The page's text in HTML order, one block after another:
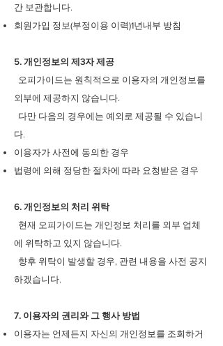
간 보관합니다.
회원가입 정보(부정이용 이력)1년내부 방침
5. 개인정보의 제3자 제공
오피가이드는 원칙적으로 이용자의 개인정보를
외부에 제공하지 않습니다.
다만 다음의 경우에는 예외로 제공될 수 있습니
다.
이용자가 사전에 동의한 경우
법령에 의해 정당한 절차에 따라 요청받은 경우
6. 개인정보의 처리 위탁
현재 오피가이드는 개인정보 처리를 외부 업체
에 위탁하고 있지 않습니다.
향후 위탁이 발생할 경우, 관련 내용을 사전 공지
하겠습니다.
7. 이용자의 권리와 그 행사 방법
이용자는 언제든지 자신의 개인정보를 조회하거